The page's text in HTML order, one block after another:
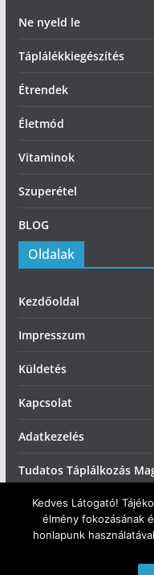
Ne nyeld le
Táplálékkiegészítés
Étrendek
Életmód
Vitaminok
Szuperétel
BLOG
Oldalak
Kezdőoldal
Impresszum
Küldetés
Kapcsolat
Adatkezelés
Tudatos Táplálkozás
Kedves Látogató!
élmény fokozásának
honlapunk